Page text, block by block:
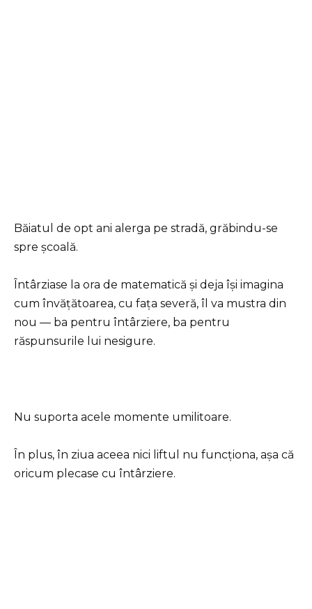
Băiatul de opt ani alerga pe stradă, grăbindu-se
spre școală.
Întârziase la ora de matematică și deja își imagina
cum învățătoarea, cu fața severă, îl va mustra din
nou — ba pentru întârziere, ba pentru
răspunsurile lui nesigure.
Nu suporta acele momente umilitoare.
În plus, în ziua aceea nici liftul nu funcționa, așa că
oricum plecase cu întârziere.